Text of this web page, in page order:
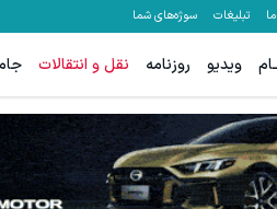
تبلیغات سوژه‌های شما
ویدیو روزنامه نقل و انتقالات